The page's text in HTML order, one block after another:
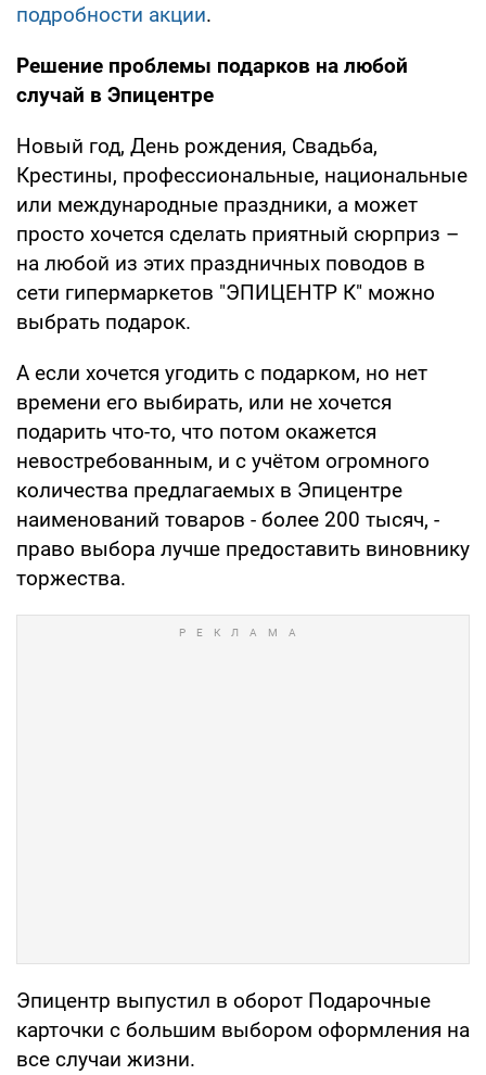
подробности акции.
Решение проблемы подарков на любой
случай в Эпицентре
Новый год, День рождения, Свадьба,
Крестины, профессиональные, национальные
или международные праздники, а может
просто хочется сделать приятный сюрприз –
на любой из этих праздничных поводов в
сети гипермаркетов "ЭПИЦЕНТР К" можно
выбрать подарок.
А если хочется угодить с подарком, но нет
времени его выбирать, или не хочется
подарить что-то, что потом окажется
невостребованным, и с учётом огромного
количества предлагаемых в Эпицентре
наименований товаров - более 200 тысяч, -
право выбора лучше предоставить виновнику
торжества.
Эпицентр выпустил в оборот Подарочные
карточки с большим выбором оформления на
все случаи жизни.